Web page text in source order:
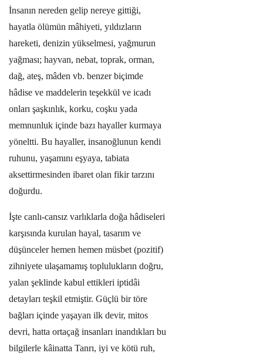
İnsanın nereden gelip nereye gittiği,
hayatla ölümün mâhiyeti, yıldızların
hareketi, denizin yükselmesi, yağmurun
yağması; hayvan, nebat, toprak, orman,
dağ, ateş, mâden vb. benzer biçimde
hâdise ve maddelerin teşekkül ve icadı
onları şaşkınlık, korku, coşku yada
memnunluk içinde bazı hayaller kurmaya
yöneltti. Bu hayaller, insanoğlunun kendi
ruhunu, yaşamını eşyaya, tabiata
aksettirmesinden ibaret olan fikir tarzını
doğurdu.
İşte canlı-cansız varlıklarla doğa hâdiseleri
karşısında kurulan hayal, tasarım ve
düşünceler hemen hemen müsbet (pozitif)
zihniyete ulaşamamış toplulukların doğru,
yalan şeklinde kabul ettikleri iptidâi
detayları teşkil etmiştir. Güçlü bir töre
bağları içinde yaşayan ilk devir, mitos
devri, hatta ortaçağ insanları inandıkları bu
bilgilerle kâinatta Tanrı, iyi ve kötü ruh,